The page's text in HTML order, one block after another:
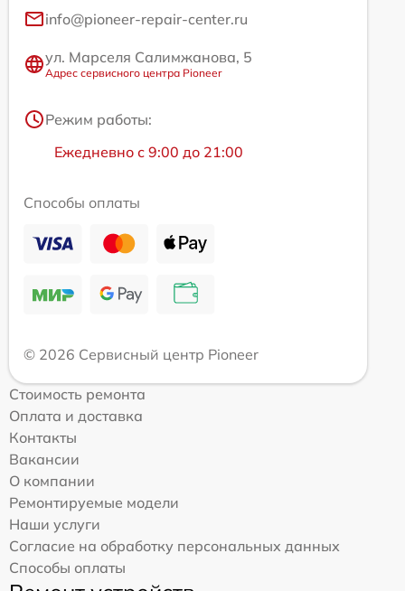
info@pioneer-repair-center.ru
ул. Марселя Салимжанова, 5
Адрес сервисного центра Pioneer
Режим работы:
Ежедневно с 9:00 до 21:00
Способы оплаты
© 2026 Сервисный центр Pioneer
Стоимость ремонта
Оплата и доставка
Контакты
Вакансии
О компании
Ремонтируемые модели
Наши услуги
Согласие на обработку персональных данных
Способы оплаты